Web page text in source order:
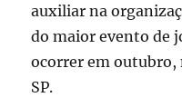
auxiliar na
do maior evento de
ocorrer em outubro,
SP.